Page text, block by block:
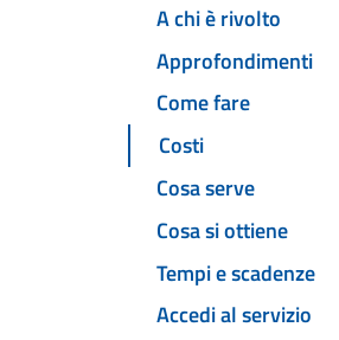
A chi è rivolto
Approfondimenti
Come fare
Costi
Cosa serve
Cosa si ottiene
Tempi e scadenze
Accedi al servizio